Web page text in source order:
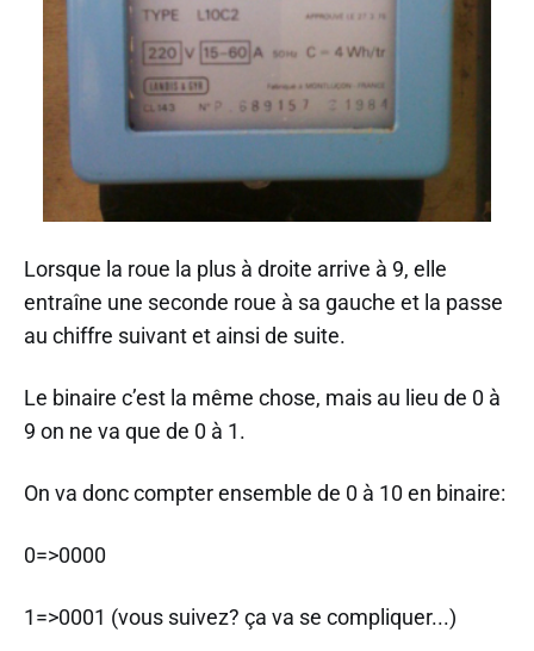
Lorsque la roue la plus à droite arrive à 9, elle
entraîne une seconde roue à sa gauche et la passe
au chiffre suivant et ainsi de suite.
Le binaire c’est la même chose, mais au lieu de 0 à
9 on ne va que de 0 à 1.
On va donc compter ensemble de 0 à 10 en binaire:
0=>0000
1=>0001 (vous suivez? ça va se compliquer...)